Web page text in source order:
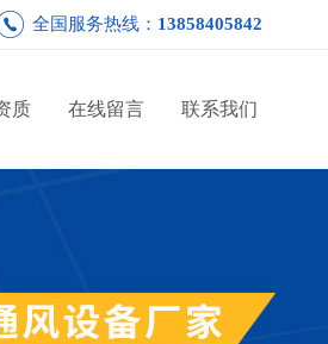
全国服务热线： 13858405842
质 在线留言 联系我们